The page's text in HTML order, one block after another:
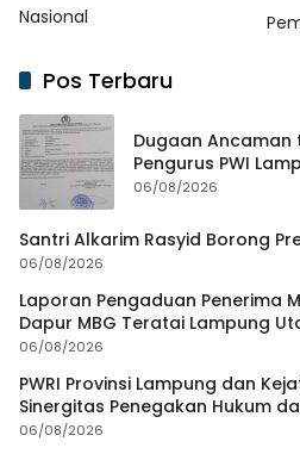
Nasional
Pos Terbaru
Dugaan
Pengurus PWI
dan Jurnalis
06/08/2026
Santri Alkarim Rasyid Borong
06/08/2026
Laporan Pengaduan Penerima
Dapur MBG Teratai Lampung
Minta Satgas Lakukan Investigasi
06/08/2026
PWRI Provinsi Lampung dan
Sinergitas Penegakan Hukum
06/08/2026